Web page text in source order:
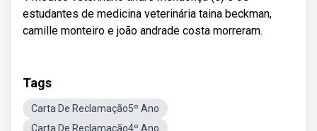
estudantes de medicina veterinária taina beckman,
camille monteiro e joão andrade costa morreram.
Tags
Carta De Reclamação5º Ano
Carta De Reclamação4º Ano